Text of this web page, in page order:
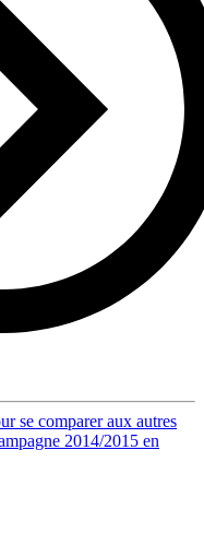
se comparer aux autres
2014/2015 en